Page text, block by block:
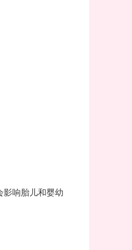
影响胎儿和婴幼